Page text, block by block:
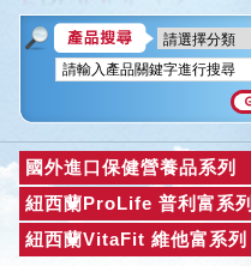
國外進口保健營養品系列
紐西蘭ProLife 普利富系列
紐西蘭VitaFit 維他富系列